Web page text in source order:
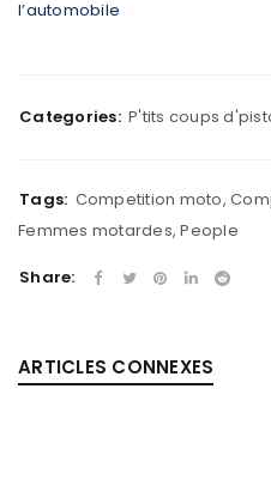
l’automobile
Categories: P'tits coups
Tags: Competition moto,
Femmes motardes,People
Share:
ARTICLES CONNEXES